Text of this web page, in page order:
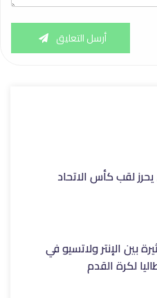
أرسل التعليق
لقب كأس الاتحاد
بين الإنتر ولاتسيو في
لكرة القدم